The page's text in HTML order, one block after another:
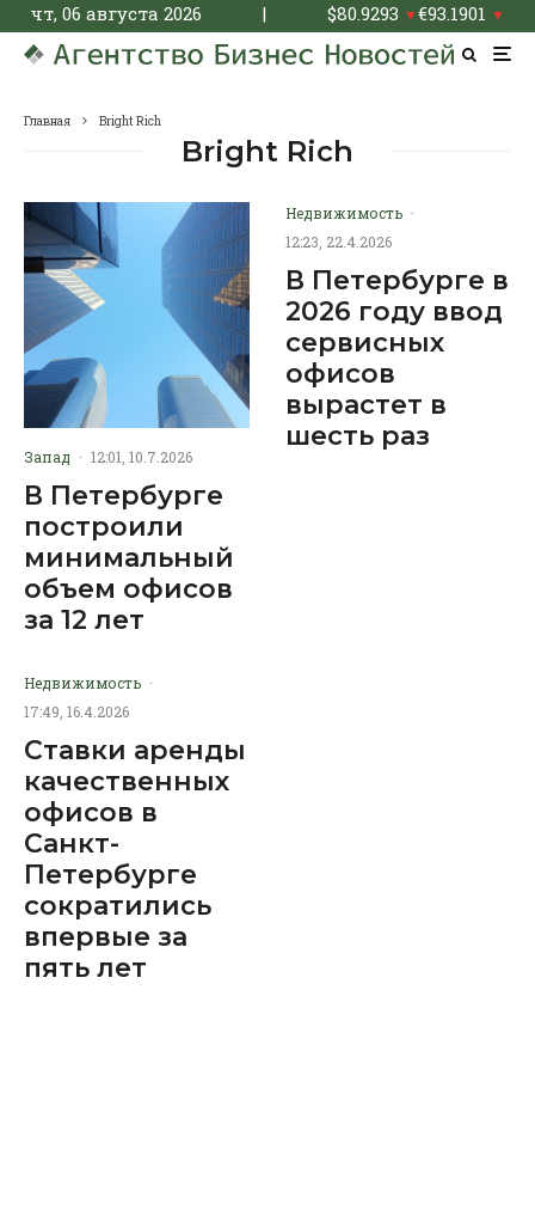
чт, 06 августа 2026 | $80.9293 ▼€93.1901 ▼
Главная Bright Rich
Bright Rich
Запад · 12:01, 10.7.2026
В Петербурге
построили
минимальный
объем офисов
за 12 лет
Недвижимость ·
17:49, 16.4.2026
Ставки аренды
качественных
офисов в
Санкт-
Петербурге
сократились
впервые за
пять лет
Недвижимость ·
12:23, 22.4.2026
В Петербурге в
2026 году ввод
сервисных
офисов
вырастет в
шесть раз